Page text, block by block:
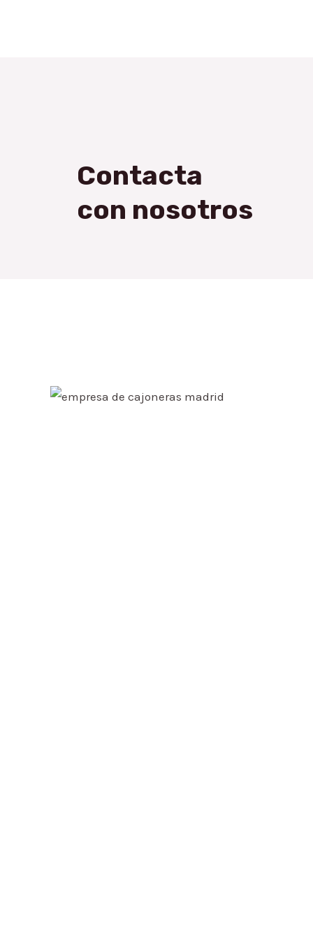
Contacta
con nosotros